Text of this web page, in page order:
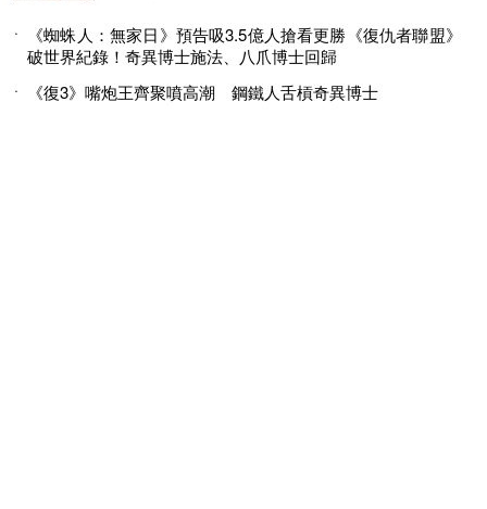
《蜘蛛人：無家日》預告吸3.5億人搶看更勝《復仇者聯盟》
破世界紀錄！奇異博士施法、八爪博士回歸
《復3》嘴炮王齊聚噴高潮 鋼鐵人舌槓奇異博士